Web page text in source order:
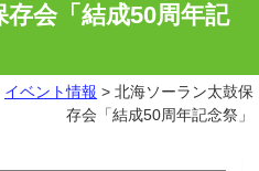
会「結成50周年記
イベント情報 > 北海ソーラン太鼓保
存会「結成50周年記念祭」